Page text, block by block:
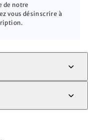
de notre
vous désinscrire à